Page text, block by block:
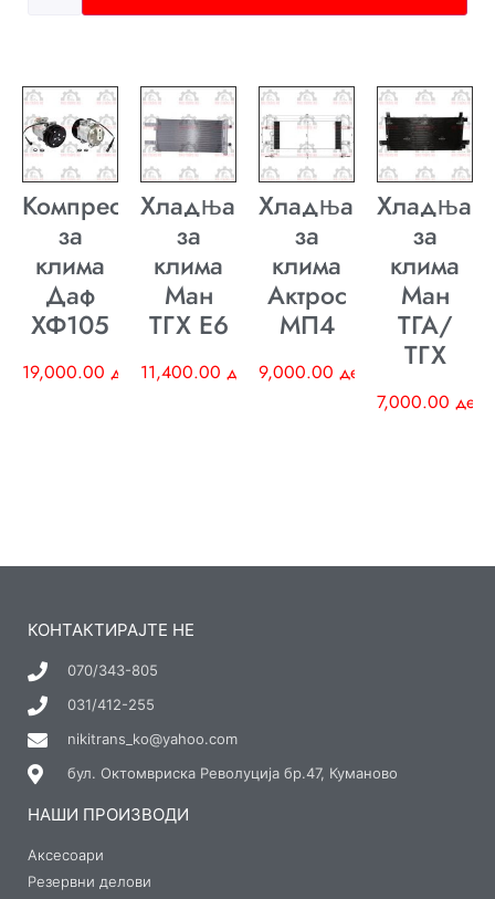
Компресор
за
клима
Даф
ХФ105
19,000.00 ден
Хладњак
за
клима
Ман
ТГХ E6
11,400.00 ден
Хладњак
за
клима
Актрос
МП4
9,000.00 ден
Хладњак
за
клима
Ман
ТГА/
ТГХ
7,000.00 ден
КОНТАКТИРАЈТЕ НЕ
070/343-805
031/412-255
nikitrans_ko@yahoo.com
бул. Октомвриска Револуција бр.47, Куманово
НАШИ ПРОИЗВОДИ
Аксесоари
Резервни делови